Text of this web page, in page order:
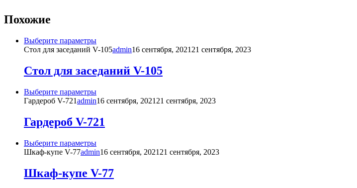
Похожие
Выберите параметрыЭтот
товар
несколько
вариаций.
можно
выбрать
странице
товара.
Стол для заседаний V-105admin16 сентября, 2021 21 сентября, 2023
Стол для заседаний V-105
Выберите параметрыЭтот
товар
несколько
вариаций.
можно
выбрать
странице
товара.
Гардероб V-721admin16 сентября, 2021 21 сентября, 2023
Гардероб V-721
Выберите параметрыЭтот
товар
несколько
вариаций.
Шкаф-купе V-77admin16 сентября, 2021 21 сентября, 2023
Шкаф-купе V-77